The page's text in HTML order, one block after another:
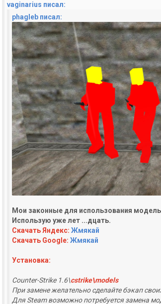
vaginarius писал:
phagleb писал:
Мои законные для использования
Использую уже лет ...дцать.
Скачать Яндекс: Жмякай
Скачать Google: Жмякай
Установка:
Counter-Strike 1.6\cstrike\models
При замене желательно сделайте бэкап
Для Steam возможно потребуется замена